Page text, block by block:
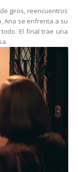
giros, reencuentros
Ana se enfrenta a su
El final trae una